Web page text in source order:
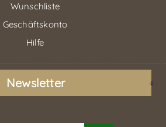
Wunschliste
Geschäftskonto
Hilfe
Newsletter